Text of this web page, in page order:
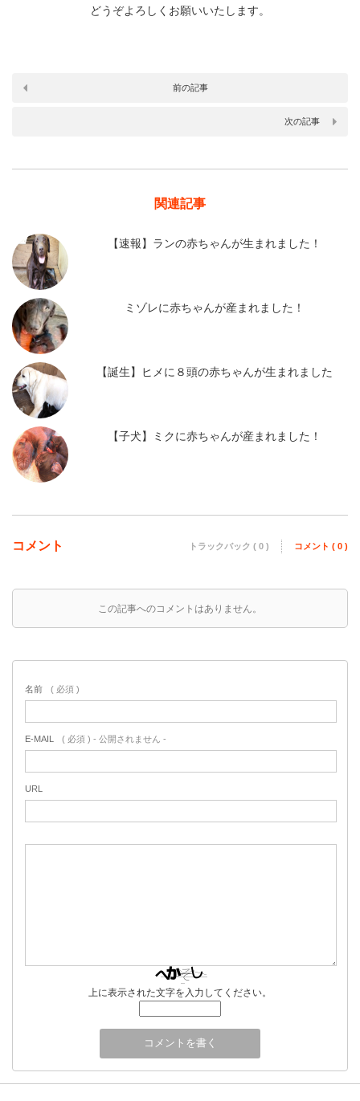
どうぞよろしくお願いいたします。
前の記事
次の記事
関連記事
【速報】ランの赤ちゃんが生まれました！
ミゾレに赤ちゃんが産まれました！
【誕生】ヒメに８頭の赤ちゃんが生まれました
【子犬】ミクに赤ちゃんが産まれました！
コメント トラックバック ( 0 ) コメント ( 0 )
この記事へのコメントはありません。
名前 ( 必須 )
E-MAIL ( 必須 ) - 公開されません -
URL
上に表示された文字を入力してください。